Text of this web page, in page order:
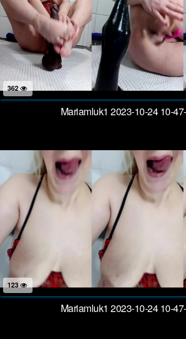
Mariamluk1 2023-10-24 10-
Mariamluk1 2023-10-24 10-